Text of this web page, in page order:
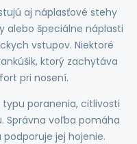
aj náplasťové stehy
alebo špeciálne náplasti
vstupov. Niektoré
ktorý zachytáva
pri nosení.
poranenia, citlivosti
Správna voľba pomáha
jej hojenie.